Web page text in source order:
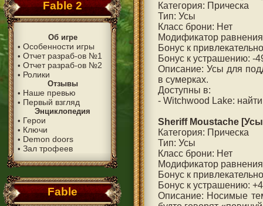
Fable 2
Об игре
• Особенности игры
• Отчет разраб-ов №1
• Отчет разраб-ов №2
• Ролики
Отзывы
• Наше превью
• Первый взгляд
Энциклопедия
• Герои
• Ключи
• Demon doors
• Зал трофеев
Fable
Категория: Прическа
Тип: Усы
Класс брони: Нет
Модификатор
Бонус к
Бонус к устрашению: -
Описание: Усы для
в сумерках.
Доступны в:
- Witchwood Lake:
Sheriff Moustache
Категория: Прическа
Тип: Усы
Класс брони: Нет
Модификатор
Бонус к
Бонус к устрашению:
Описание: Носимые